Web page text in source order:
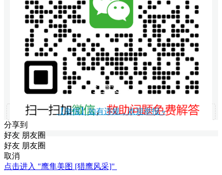
打赏支持
【举报】如有违规，欢迎举报 »
分享到
好友 朋友圈
好友 朋友圈
取消
点击进入 "鹰隼美图 [猎鹰风采]"